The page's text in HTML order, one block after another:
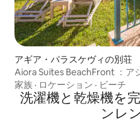
アギア・パラスケヴィの別荘
Aiora Suites BeachFront ：ア
家族 · ロケーション · ビーチ
洗濯機と乾燥機を
ンレ